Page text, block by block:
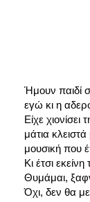
Ήμουν παιδί
εγώ κι η
Είχε
μάτια
μουσική που
Κι έτσι
Θυμάμαι,
Όχι, δεν θα με